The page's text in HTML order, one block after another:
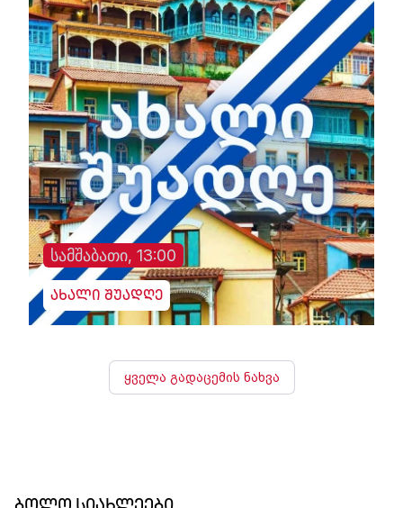
სამშაბათი, 13:00
ახალი შუადღე
ყველა გადაცემის ნახვა